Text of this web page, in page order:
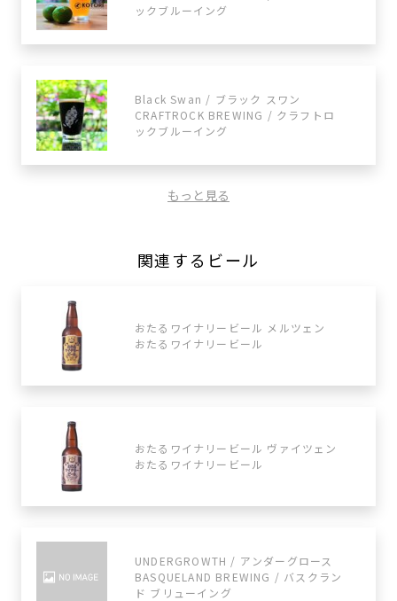
ックブルーイング
Black Swan / ブラック スワン
CRAFTROCK BREWING / クラフトロ
ックブルーイング
もっと見る
関連するビール
おたるワイナリービール メルツェン
おたるワイナリービール
おたるワイナリービール ヴァイツェン
おたるワイナリービール
UNDERGROWTH / アンダーグロース
BASQUELAND BREWING / バスクラン
ド ブリューイング